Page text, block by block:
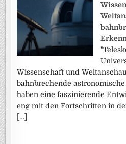
Wissenschaft und
bahnbrechende
haben eine faszinierende
eng mit den Fortschritten in
[…]